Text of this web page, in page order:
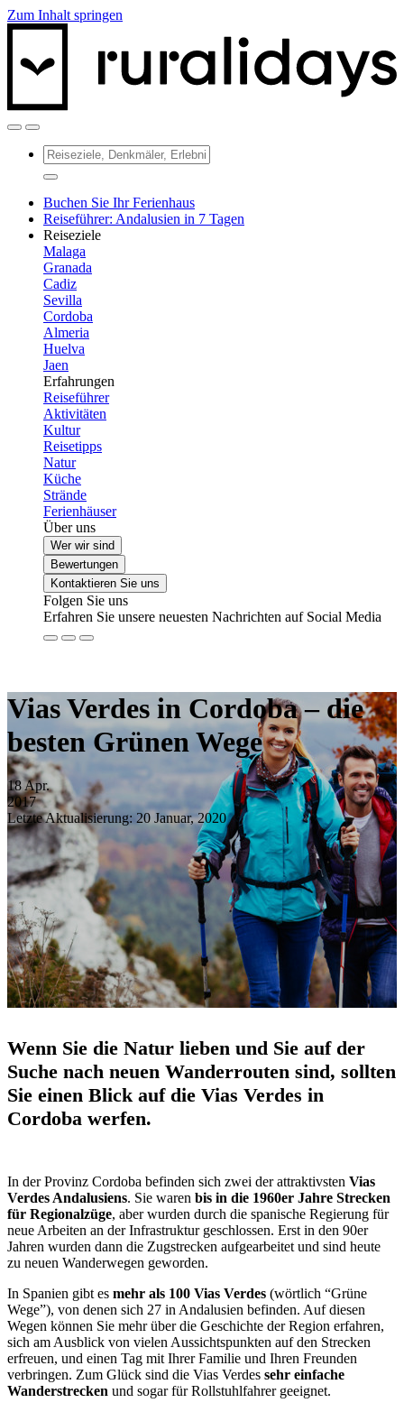
Zum Inhalt springen
Buchen Sie Ihr Ferienhaus
Reiseführer: Andalusien in 7 Tagen
Reiseziele
Malaga
Granada
Cadiz
Sevilla
Cordoba
Almeria
Huelva
Jaen
Erfahrungen
Reiseführer
Aktivitäten
Kultur
Reisetipps
Natur
Küche
Strände
Ferienhäuser
Über uns
Wer wir sind
Bewertungen
Kontaktieren Sie uns
Folgen Sie uns
Erfahren Sie unsere neuesten Nachrichten auf Social Media
Vias Verdes in Cordoba – die
besten Grünen Wege
18Apr.
2017
Letzte Aktualisierung: 20 Januar, 2020
Wenn Sie die Natur lieben und Sie auf der
Suche nach neuen Wanderrouten sind, sollten
Sie einen Blick auf die Vias Verdes in
Cordoba werfen.
In der Provinz Cordoba befinden sich zwei der attraktivsten Vias
Verdes Andalusiens. Sie waren bis in die 1960er Jahre Strecken
für Regionalzüge, aber wurden durch die spanische Regierung für
neue Arbeiten an der Infrastruktur geschlossen. Erst in den 90er
Jahren wurden dann die Zugstrecken aufgearbeitet und sind heute
zu neuen Wanderwegen geworden.
In Spanien gibt es mehr als 100 Vias Verdes (wörtlich “Grüne
Wege”), von denen sich 27 in Andalusien befinden. Auf diesen
Wegen können Sie mehr über die Geschichte der Region erfahren,
sich am Ausblick von vielen Aussichtspunkten auf den Strecken
erfreuen, und einen Tag mit Ihrer Familie und Ihren Freunden
verbringen. Zum Glück sind die Vias Verdes sehr einfache
Wanderstrecken und sogar für Rollstuhlfahrer geeignet.